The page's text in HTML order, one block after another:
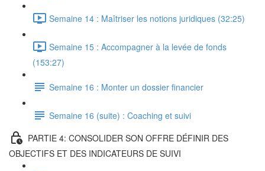
Semaine 14 : Maîtriser les notions juridiques (32:25)
Semaine 15 : Accompagner à la levée de fonds
(153:27)
Semaine 16 : Monter un dossier financier
Semaine 16 (suite) : Coaching et suivi
PARTIE 4: CONSOLIDER SON OFFRE DÉFINIR DES
OBJECTIFS ET DES INDICATEURS DE SUIVI